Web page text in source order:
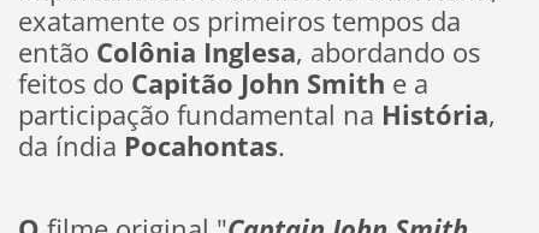
exatamente os primeiros tempos da
então Colônia Inglesa, abordando os
feitos do Capitão John Smith e a
participação fundamental na História,
da índia Pocahontas.